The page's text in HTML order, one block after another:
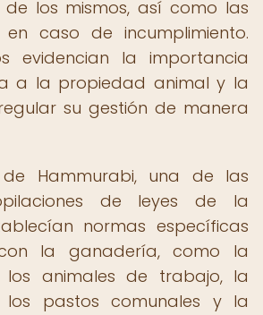
los mismos, así como las
en caso de incumplimiento.
evidencian la importancia
a la propiedad animal y la
su gestión de manera
Hammurabi, una de las
de leyes de la
normas específicas
la ganadería, como la
los animales de trabajo, la
los pastos comunales y la